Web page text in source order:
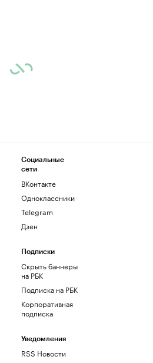
Социальные
сети
ВКонтакте
Одноклассники
Telegram
Дзен
Подписки
Скрыть баннеры
на РБК
Подписка на РБК
Корпоративная
подписка
Уведомления
RSS Новости